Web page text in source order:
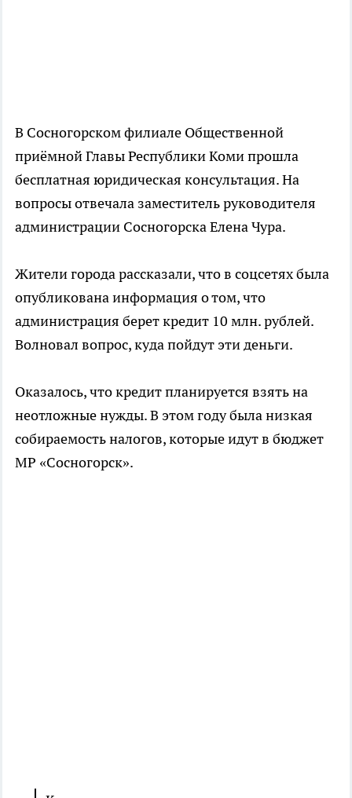
В Сосногорском филиале Общественной
приёмной Главы Республики Коми прошла
бесплатная юридическая консультация. На
вопросы отвечала заместитель руководителя
администрации Сосногорска Елена Чура.
Жители города рассказали, что в соцсетях была
опубликована информация о том, что
администрация берет кредит 10 млн. рублей.
Волновал вопрос, куда пойдут эти деньги.
Оказалось, что кредит планируется взять на
неотложные нужды. В этом году была низкая
собираемость налогов, которые идут в бюджет
МР «Сосногорск».